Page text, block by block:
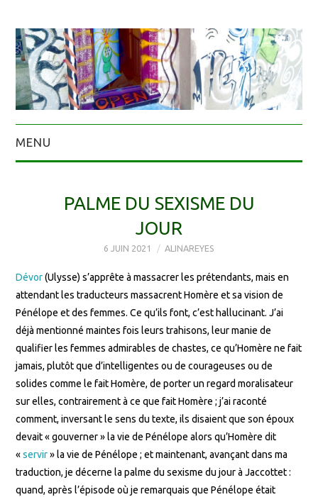
MENU
PALME DU SEXISME DU
JOUR
6 JUIN 2021 ALINAREYES
Dévor(Ulysse) s’apprête à massacrer les prétendants, mais en
attendant les traducteurs massacrent Homère et sa vision de
Pénélope et des femmes. Ce qu’ils font, c’est hallucinant. J’ai
déjà mentionné maintes fois leurs trahisons, leur manie de
qualifier les femmes admirables de chastes, ce qu’Homère ne fait
jamais, plutôt que d’intelligentes ou de courageuses ou de
solides comme le fait Homère, de porter un regard moralisateur
sur elles, contrairement à ce que fait Homère ; j’ai raconté
comment, inversant le sens du texte, ils disaient que son époux
devait « gouverner » la vie de Pénélope alors qu’Homère dit
«servir» la vie de Pénélope ; et maintenant, avançant dans ma
traduction, je décerne la palme du sexisme du jour à Jaccottet :
quand, après l’épisode où je remarquais que Pénélope était